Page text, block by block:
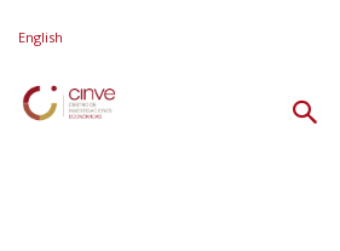
English